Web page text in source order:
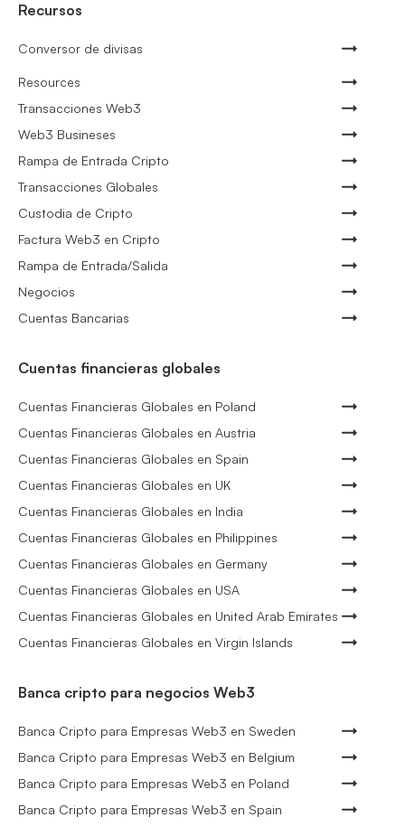
Recursos
Conversor de divisas
Resources
Transacciones Web3
Web3 Busineses
Rampa de Entrada Cripto
Transacciones Globales
Custodia de Cripto
Factura Web3 en Cripto
Rampa de Entrada/Salida
Negocios
Cuentas Bancarias
Cuentas financieras globales
Cuentas Financieras Globales en Poland
Cuentas Financieras Globales en Austria
Cuentas Financieras Globales en Spain
Cuentas Financieras Globales en UK
Cuentas Financieras Globales en India
Cuentas Financieras Globales en Philippines
Cuentas Financieras Globales en Germany
Cuentas Financieras Globales en USA
Cuentas Financieras Globales en United Arab Emirates
Cuentas Financieras Globales en Virgin Islands
Banca cripto para negocios Web3
Banca Cripto para Empresas Web3 en Sweden
Banca Cripto para Empresas Web3 en Belgium
Banca Cripto para Empresas Web3 en Poland
Banca Cripto para Empresas Web3 en Spain